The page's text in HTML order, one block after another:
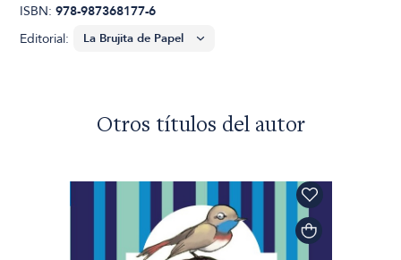
ISBN:978-987368177-6
Editorial:
Otros títulos del autor